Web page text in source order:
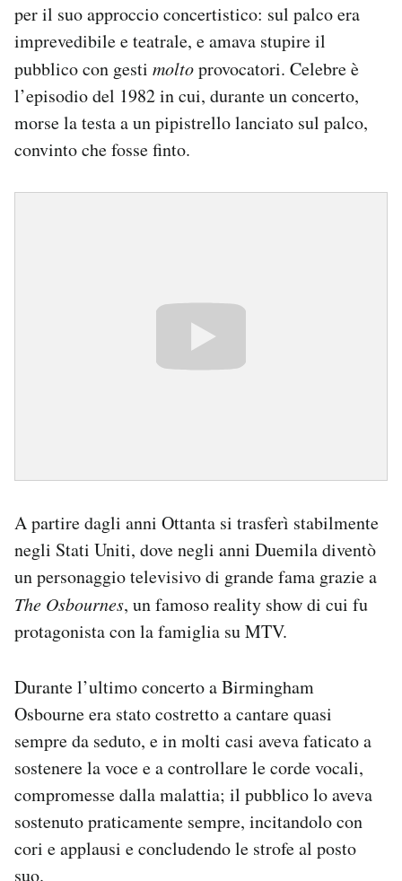
per il suo approccio concertistico: sul palco era
imprevedibile e teatrale, e amava stupire il
pubblico con gesti moltoprovocatori. Celebre è
l’episodio del 1982 in cui, durante un concerto,
morse la testa a un pipistrello lanciato sul palco,
convinto che fosse finto.
A partire dagli anni Ottanta si trasferì stabilmente
negli Stati Uniti, dove negli anni Duemila diventò
un personaggio televisivo di grande fama grazie a
The Osbournes, un famoso reality show di cui fu
protagonista con la famiglia su MTV.
Durante l’ultimo concerto a Birmingham
Osbourne era stato costretto a cantare quasi
sempre da seduto, e in molti casi aveva faticato a
sostenere la voce e a controllare le corde vocali,
compromesse dalla malattia; il pubblico lo aveva
sostenuto praticamente sempre, incitandolo con
cori e applausi e concludendo le strofe al posto
suo.